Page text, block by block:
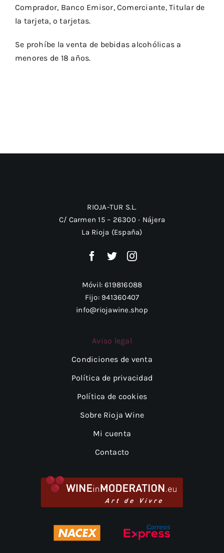
Comprador, Banco Emisor, Comerciante, Titular de
la tarjeta, o tarjetas.
Se prohíbe la venta de bebidas alcohólicas a
menores de 18 años.
RIOJA-TUR S.L.
C/ Carmen 15 – 26300 ‧ Nájera
La Rioja (España)
Móvil:619816088
Fijo: 941360407
info@riojawine.shop
Aviso legal
Condiciones de venta
Política de privacidad
Política de cookies
Sobre Rioja Wine
Mi cuenta
Contacto